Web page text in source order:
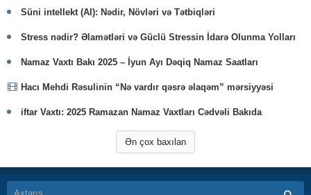
Süni intellekt (AI): Nədir, Növləri və Tətbiqləri
Stress nədir? Əlamətləri və Güclü Stressin İdarə Olunma Yolları
Namaz Vaxtı Bakı 2025 – İyun Ayı Dəqiq Namaz Saatları
Hacı Mehdi Rəsulinin “Nə vardır qəsrə əlaqəm” mərsiyyəsi
iftar Vaxtı: 2025 Ramazan Namaz Vaxtları Cədvəli Bakıda
Ən çox baxılan